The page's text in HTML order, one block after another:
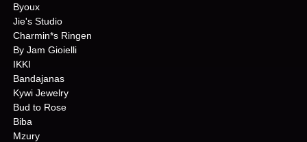
Byoux
Jie's Studio
Charmin*s Ringen
By Jam Gioielli
IKKI
Bandajanas
Kywi Jewelry
Bud to Rose
Biba
Mzury